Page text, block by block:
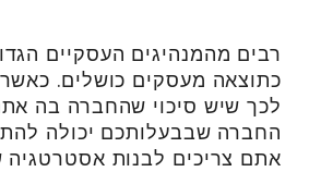
רבים מהמנהיגים העסקיים
כתוצאה מעסקים כושלים.
לכך שיש סיכוי שהחברה בה
החברה שבבעלותכם יכולה
אתם צריכים לבנות אסטרטגיה